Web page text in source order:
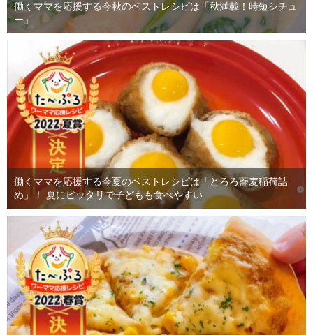
働くママを応援する今秋のベストレシピは「秋満載！時短シチュ
ー」
働くママを応援する今夏のベストレシピは「とろろ蕎麦稲荷詰
め」！ 夏にピッタリで子どもも食べやすい